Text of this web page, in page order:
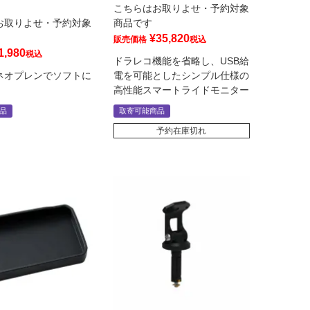
取りよせ・予約対象
税込
オプレンでソフトに
こちらはお取りよせ・予約対象
商品です
販売価格 ¥35,820税込
ドラレコ機能を省略し、USB給
電を可能としたシンプル仕様の
高性能スマートライドモニター
取寄可能商品
予約在庫切れ